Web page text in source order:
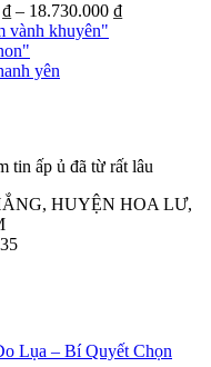
₫ – 18.730.000 ₫
vành khuyên"
yên
tin ấp ủ đã từ rất lâu
HUYỆN HOA LƯ,
Lụa – Bí Quyết Chọn